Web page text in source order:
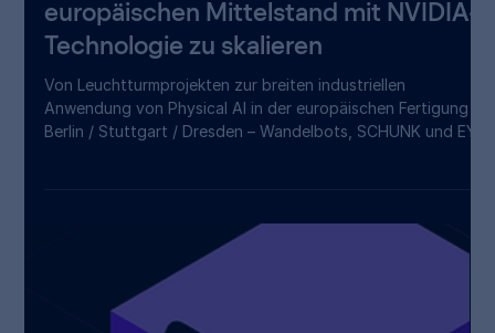
Wandelbots, SCHUNK und EY bündeln
Kräfte, um Physical AI für den
europäischen Mittelstand mit NVIDIA-
Technologie zu skalieren
Berlin / Stuttgart / Dresden – Wandelbots, SCHUNK und EY
haben heute eine Zusammenarbeit angekündigt, um den
industriellen Einsatz von Physical AI im europäischen
Mittelstand auf Basis von NVIDIA-Technologie zu
beschleunigen. Durch die Kombination standardisierter